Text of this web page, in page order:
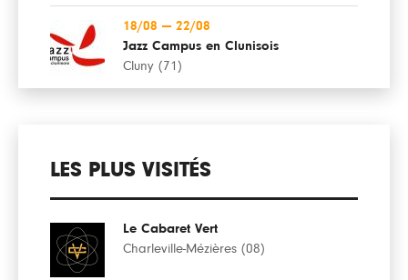
18/08 — 22/08
Jazz Campus en Clunisois
Cluny (71)
LES PLUS VISITÉS
Le Cabaret Vert
Charleville-Mézières (08)